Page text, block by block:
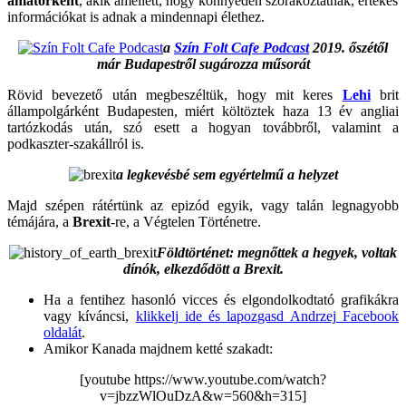
információkat is adnak a mindennapi élethez.
a Szín Folt Cafe Podcast2019. őszétől
már Budapestről sugározza műsorát
Rövid bevezető után megbeszéltük, hogy mit keres Lehibrit
állampolgárként Budapesten, miért költöztek haza 13 év angliai
tartózkodás után, szó esett a hogyan továbbről, valamint a
podkaszter-szakállról is.
a legkevésbé sem egyértelmű a helyzet
Majd szépen rátértünk az epizód egyik, vagy talán legnagyobb
témájára, a Brexit-re, a Végtelen Történetre.
Földtörténet: megnőttek a hegyek, voltak
dínók, elkezdődött a Brexit.
Ha a fentihez hasonló vicces és elgondolkodtató grafikákra
vagy kíváncsi, klikkelj ide és lapozgasd Andrzej Facebook
oldalát.
Amikor Kanada majdnem ketté szakadt:
[youtube https://www.youtube.com/watch?
v=jbzzWlOuDzA&w=560&h=315]